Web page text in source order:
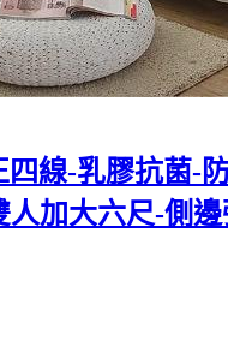
四線-乳膠抗菌-
加大六尺-側邊